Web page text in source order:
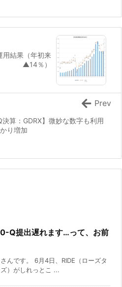
用結果（年初来
▲14％）
決算：GDRX】微妙な数字も利用
り増加
Prev
Q提出遅れます…って、お前
んです。 6月4日、RIDE（ローズタ
）がしれっとこ ...